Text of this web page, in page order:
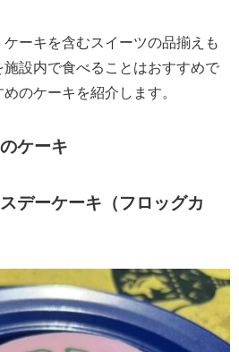
ーキを含むスイーツの品揃えも
設内で食べることはおすすめで
のケーキを紹介します。
ケーキ
デーケーキ（フロッグカ